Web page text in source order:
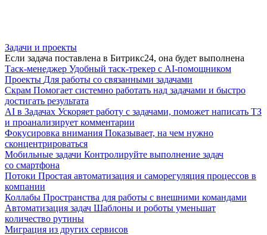
Задачи и проекты
Если задача поставлена в Битрикс24, она будет выполнена
Таск-менеджер Удобный таск-трекер с AI-помощником
Проекты Для работы со связанными задачами
Скрам Помогает системно работать над задачами и быстро
достигать результата
AI в Задачах Ускоряет работу с задачами, поможет написать ТЗ
и проанализирует комментарии
Фокусировка внимания Показывает, на чем нужно
сконцентрироваться
Мобильные задачи Контролируйте выполнение задач
со смартфона
Потоки Простая автоматизация и саморегуляция процессов в
компании
Коллабы Пространства для работы с внешними командами
Автоматизация задач Шаблоны и роботы уменьшат
количество рутины
Миграция из других сервисов